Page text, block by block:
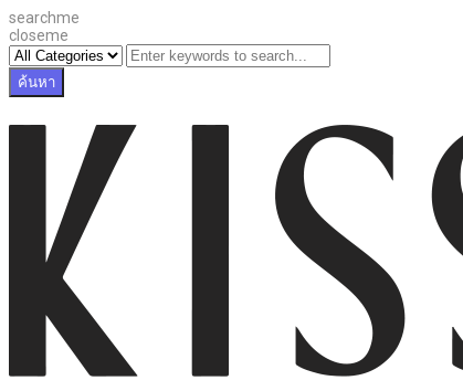
searchme
closeme
ค้นหา